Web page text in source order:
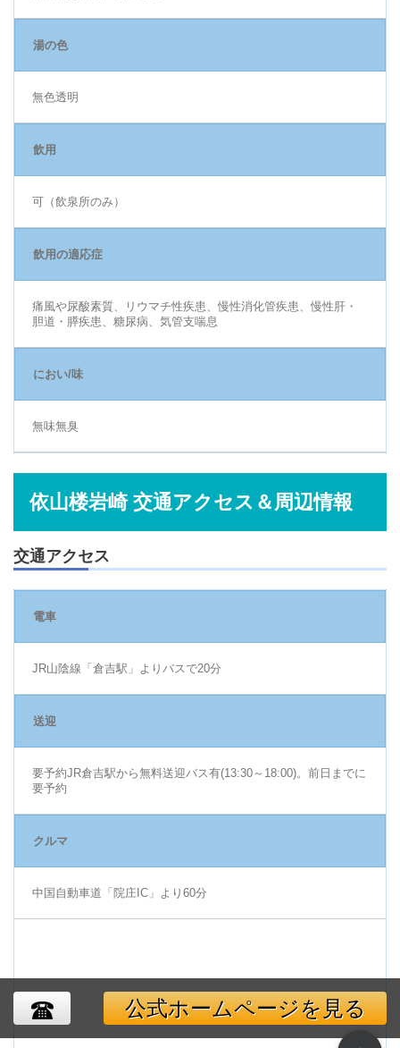
湯の色
無色透明
飲用
可（飲泉所のみ）
飲用の適応症
痛風や尿酸素質、リウマチ性疾患、慢性消化管疾患、慢性肝・
胆道・膵疾患、糖尿病、気管支喘息
におい/味
無味無臭
依山楼岩崎 交通アクセス＆周辺情報
交通アクセス
電車
JR山陰線「倉吉駅」よりバスで20分
送迎
要予約JR倉吉駅から無料送迎バス有(13:30～18:00)。前日までに
要予約
クルマ
中国自動車道「院庄IC」より60分
公式ホームページを見る